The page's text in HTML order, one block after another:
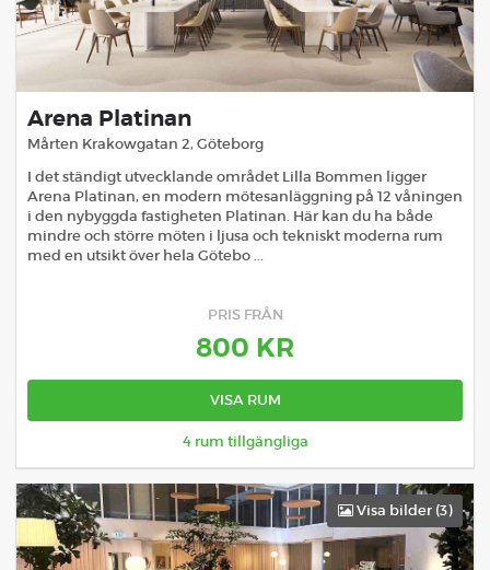
Arena Platinan
Mårten Krakowgatan 2, Göteborg
I det ständigt utvecklande området Lilla Bommen ligger
Arena Platinan, en modern mötesanläggning på 12 våningen
i den nybyggda fastigheten Platinan. Här kan du ha både
mindre och större möten i ljusa och tekniskt moderna rum
med en utsikt över hela Götebo ...
PRIS FRÅN
800 KR
VISA RUM
4 rum tillgängliga
Visa bilder (3)